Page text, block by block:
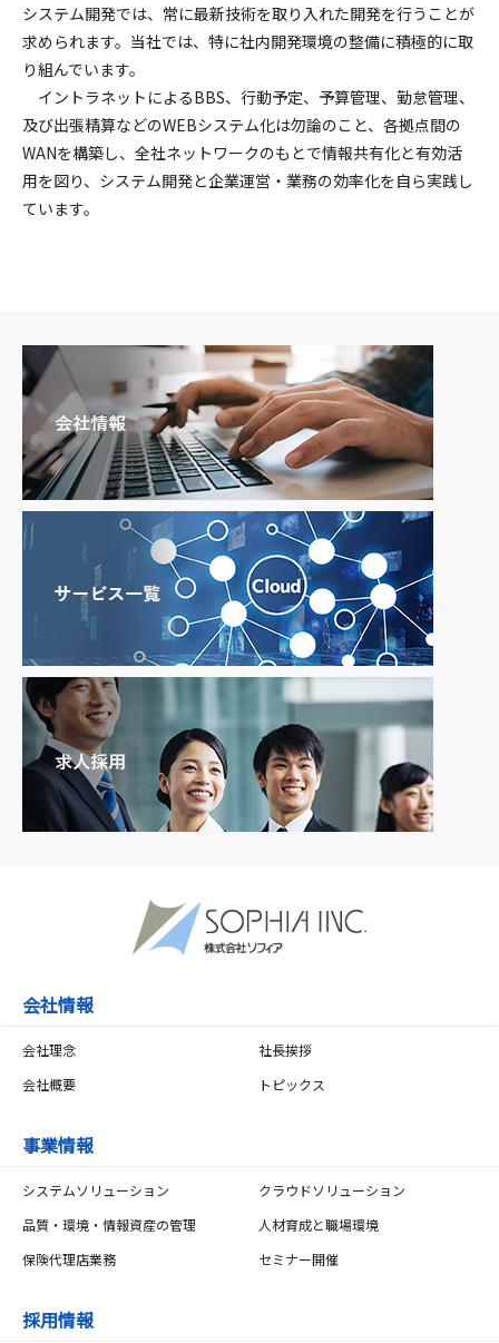
システム開発では、常に最新技術を取り入れた開発を行うことが
求められます。当社では、特に社内開発環境の整備に積極的に取
り組んでいます。
イントラネットによるBBS、行動予定、予算管理、勤怠管理、
及び出張精算などのWEBシステム化は勿論のこと、各拠点間の
WANを構築し、全社ネットワークのもとで情報共有化と有効活
用を図り、システム開発と企業運営・業務の効率化を自ら実践し
ています。
会社情報
会社理念
社長挨拶
会社概要
トピックス
事業情報
システムソリューション
クラウドソリューション
品質・環境・情報資産の管理
人材育成と職場環境
保険代理店業務
セミナー開催
採用情報